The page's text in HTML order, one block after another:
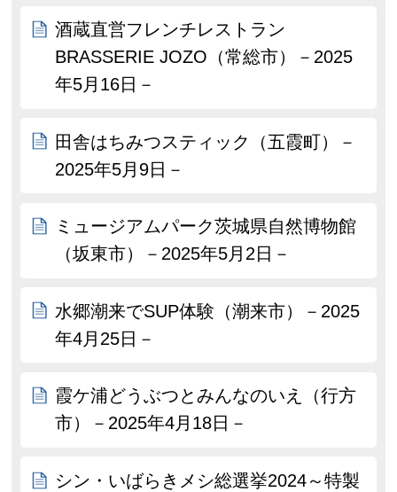
酒蔵直営フレンチレストラン
BRASSERIE JOZO（常総市）－2025
年5月16日－
田舎はちみつスティック（五霞町）－
2025年5月9日－
ミュージアムパーク茨城県自然博物館
（坂東市）－2025年5月2日－
水郷潮来でSUP体験（潮来市）－2025
年4月25日－
霞ケ浦どうぶつとみんなのいえ（行方
市）－2025年4月18日－
シン・いばらきメシ総選挙2024～特製